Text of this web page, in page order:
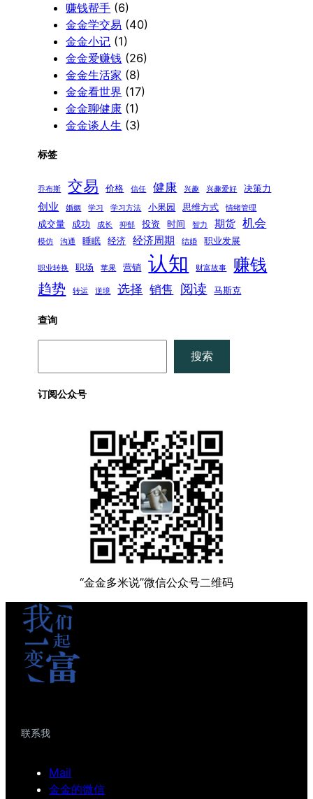
赚钱帮手 (6)
金金学交易 (40)
金金小记 (1)
金金爱赚钱 (26)
金金生活家 (8)
金金看世界 (17)
金金聊健康 (1)
金金谈人生 (3)
标签
乔布斯 交易 价格 信任 健康 兴趣 兴趣爱好 决策力
创业 婚姻 学习 学习方法 小果园 思维方式 情绪管理
成交量 成功 成长 抑郁 投资 时间 智力 期货 机会
模仿 沟通 睡眠 经济 经济周期 结婚 职业发展
职业转换 职场 苹果 营销 认知 财富故事 赚钱
趋势 转运 逆境 选择 销售 阅读 马斯克
查询
搜索
订阅公众号
“金金多米说”微信公众号二维码
联系我
Mail
金金的微信